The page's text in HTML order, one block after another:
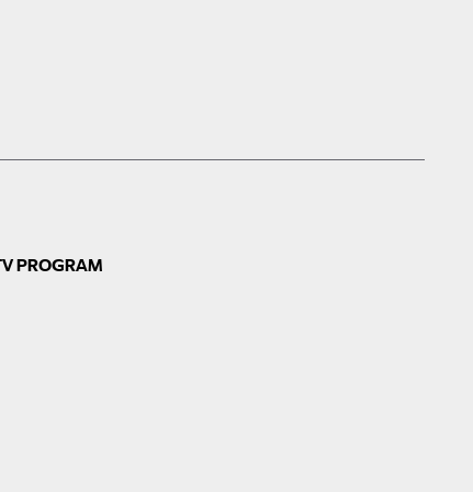
PROGRAM